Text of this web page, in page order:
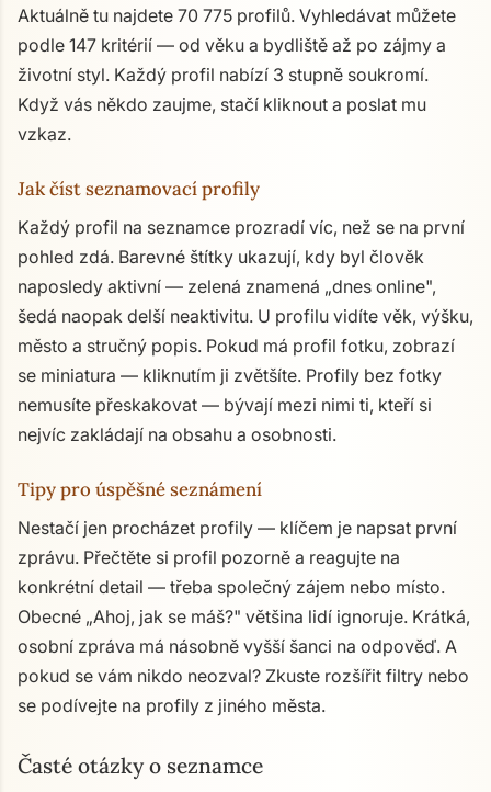
Aktuálně tu najdete 70 775 profilů. Vyhledávat můžete
podle 147 kritérií — od věku a bydliště až po zájmy a
životní styl. Každý profil nabízí 3 stupně soukromí.
Když vás někdo zaujme, stačí kliknout a poslat mu
vzkaz.
Jak číst seznamovací profily
Každý profil na seznamce prozradí víc, než se na první
pohled zdá. Barevné štítky ukazují, kdy byl člověk
naposledy aktivní — zelená znamená „dnes online",
šedá naopak delší neaktivitu. U profilu vidíte věk, výšku,
město a stručný popis. Pokud má profil fotku, zobrazí
se miniatura — kliknutím ji zvětšíte. Profily bez fotky
nemusíte přeskakovat — bývají mezi nimi ti, kteří si
nejvíc zakládají na obsahu a osobnosti.
Tipy pro úspěšné seznámení
Nestačí jen procházet profily — klíčem je napsat první
zprávu. Přečtěte si profil pozorně a reagujte na
konkrétní detail — třeba společný zájem nebo místo.
Obecné „Ahoj, jak se máš?" většina lidí ignoruje. Krátká,
osobní zpráva má násobně vyšší šanci na odpověď. A
pokud se vám nikdo neozval? Zkuste rozšířit filtry nebo
se podívejte na profily z jiného města.
Časté otázky o seznamce